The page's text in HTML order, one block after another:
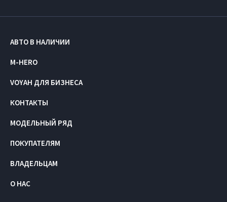
АВТО В НАЛИЧИИ
M-HERO
VOYAH ДЛЯ БИЗНЕСА
КОНТАКТЫ
МОДЕЛЬНЫЙ РЯД
ПОКУПАТЕЛЯМ
ВЛАДЕЛЬЦАМ
О НАС